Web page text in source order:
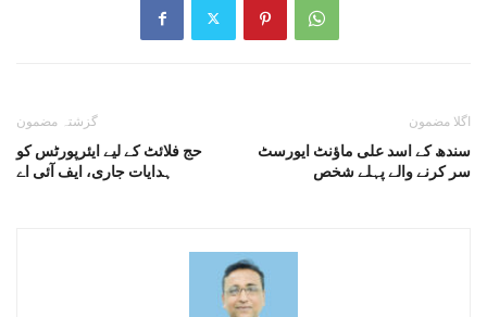
گزشتہ مضمون
حج فلائٹ کے لیے ایئرپورٹس کو
ہدایات جاری، ایف آئی اے
اگلا مضمون
سندھ کے اسد علی ماؤنٹ ایورسٹ
سر کرنے والے پہلے شخص